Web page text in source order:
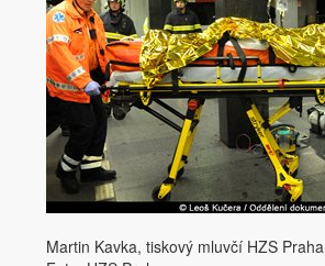
Martin Kavka, tiskový mluvčí HZS Praha